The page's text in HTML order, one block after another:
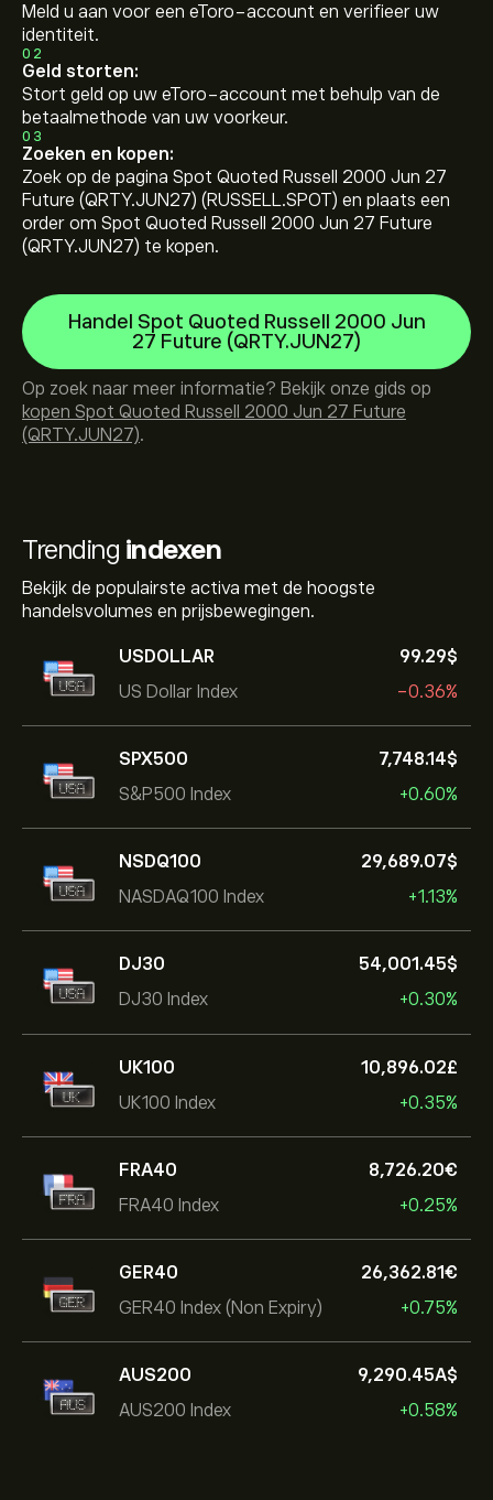
Trending indexen
Bekijk de populairste activa met de hoogste
handelsvolumes en prijsbewegingen.
USDOLLAR
US Dollar Index
99.29‎$‎
-0.36%
SPX500
S&P500 Index
7,748.14‎$‎
+0.60%
NSDQ100
NASDAQ100 Index
29,689.07‎$‎
+1.13%
DJ30
DJ30 Index
54,001.45‎$‎
+0.30%
UK100
UK100 Index
10,896.02‎£‎
+0.35%
FRA40
FRA40 Index
8,726.20‎€‎
+0.25%
GER40
GER40 Index (Non Expiry)
26,362.81‎€‎
+0.75%
AUS200
AUS200 Index
9,290.45‎A$‎
+0.58%
Meld u aan voor een eToro-account en verifieer uw
identiteit.
02
Geld storten:
Stort geld op uw eToro-account met behulp van de
betaalmethode van uw voorkeur.
03
Zoeken en kopen:
Zoek op de pagina Spot Quoted Russell 2000 Jun 27
Future (QRTY.JUN27) (RUSSELL.SPOT) en plaats een
order om Spot Quoted Russell 2000 Jun 27 Future
(QRTY.JUN27) te kopen.
Handel Spot Quoted Russell 2000 Jun
27 Future (QRTY.JUN27)
Op zoek naar meer informatie? Bekijk onze gids op
kopen Spot Quoted Russell 2000 Jun 27 Future
(QRTY.JUN27).